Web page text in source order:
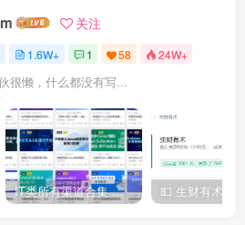
关注
1.6W+ 1 58 24W+
很懒，什么都没有写...
IT类所有渠道合集 持续日更，目前近四千多条资源 年费用户微信私信获取权限